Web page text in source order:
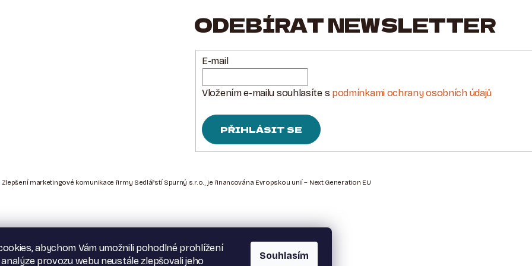
abychom Vám umožnili pohodlné prohlížení
provozu webu neustále zlepšovali jeho
Souhlasím
ODEBÍRAT NEWSLETTER
E-mail
Vložením e-mailu souhlasíte s podmínkami ochrany osobních údajů
PŘIHLÁSIT SE
marketingové komunikace firmy Sedlářstí Spurný s.r.o., je financována Evropskou unií – Next Generation EU